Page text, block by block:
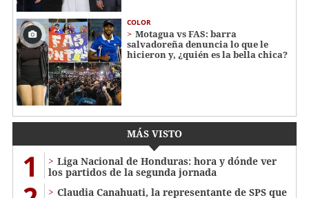
COLOR
Motagua vs FAS: barra
salvadoreña denuncia lo que le
hicieron y, ¿quién es la bella chica?
MÁS VISTO
1
Liga Nacional de Honduras: hora y dónde ver
los partidos de la segunda jornada
Claudia Canahuati, la representante de SPS que